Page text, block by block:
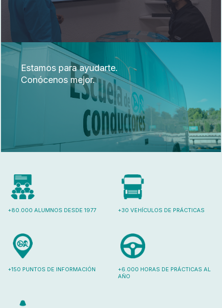
Estamos para ayudarte.
Conócenos mejor.
+80.000 ALUMNOS DESDE 1977 +30 VEHÍCULOS DE PRÁCTICAS
+150 PUNTOS DE INFORMACIÓN
+6.000 HORAS DE PRÁCTICAS AL
AÑO